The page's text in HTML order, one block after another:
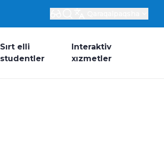
Sırt elli
studentler
Interaktiv
xızmetler